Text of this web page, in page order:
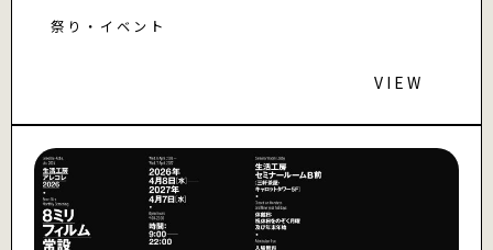
祭り・イベント
VIEW